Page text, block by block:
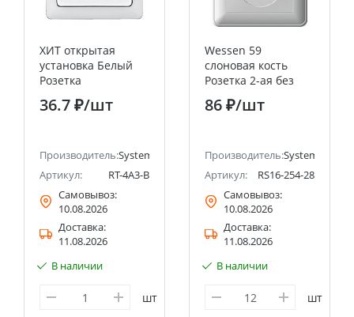
(ранее Schneider Electric)
ХИТ открытая
установка Белый
Розетка
телефонная RJ11
Systeme Electric
36.7 ₽/шт
Производитель:Systeme Electric (ранее Schneider Electric)
Артикул:
RT-4A3-B
Самовывоз:
10.08.2026
Доставка:
11.08.2026
В наличии
шт
Wessen 59
слоновая кость
Розетка 2-ая без
заземления со
шторками, (в сборе
Electric)
86 ₽/шт
Производитель:Systeme
Артикул:
RS16-254-28
Самовывоз:
10.08.2026
Доставка:
11.08.2026
В наличии
шт